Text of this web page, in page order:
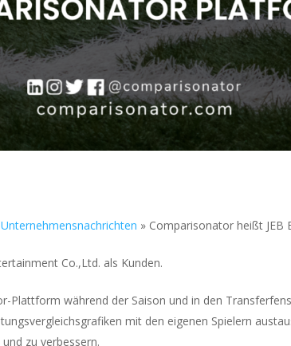
Unternehmensnachrichten » Comparisonator heißt JEB
Co.,Ltd. als Kunden.
Plattform während der Saison und in den
mit den eigenen Spielern
zu verbessern.